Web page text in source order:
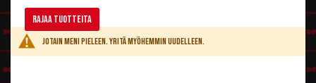
tekstissä ilmoitettu hattukoko.
Rajaa tuotteita
Jotain meni pieleen. Yritä myöhemmin uudelleen.